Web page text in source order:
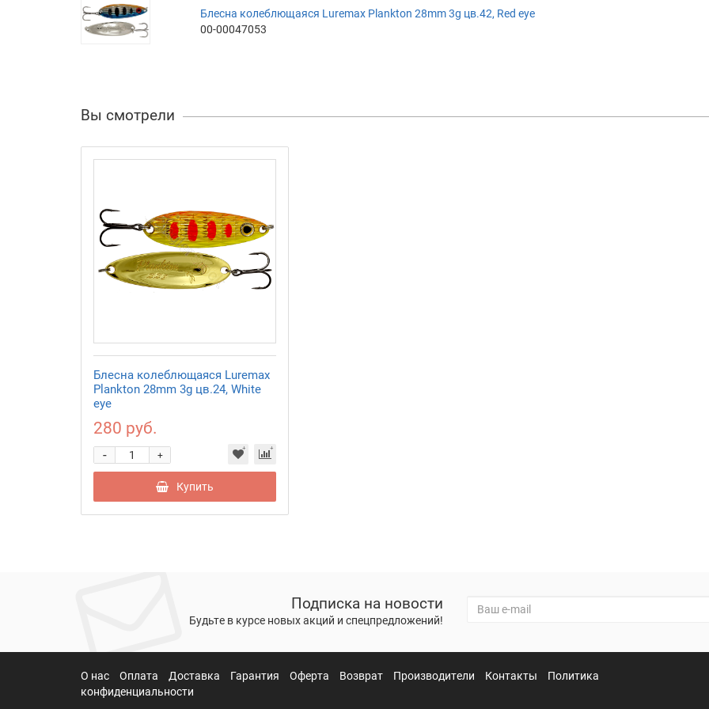
Блесна колеблющаяся Luremax Plankton 28mm 3g цв.42, Red eye
00-00047053
Вы смотрели
Блесна колеблющаяся Luremax
Plankton 28mm 3g цв.24, White
eye
280 руб.
+
-
Купить
Подписка на новости
Будьте в курсе новых акций и спецпредложений!
О нас Оплата Доставка Гарантия Оферта Возврат Производители Контакты
Политика
конфиденциальности